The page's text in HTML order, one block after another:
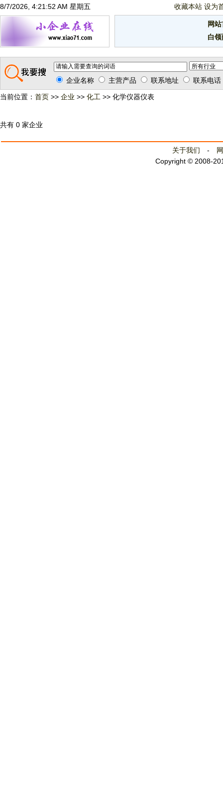
8/7/2026, 4:21:52 AM 星期五 收藏本站 设为
网
白
企业名称 主营产品 联系地址 联系电话
当前位置： 首页 >> 企业 >> 化工 >> 化学仪器仪表
共有 0 家企业
关于我们 -
Copyright © 2008-